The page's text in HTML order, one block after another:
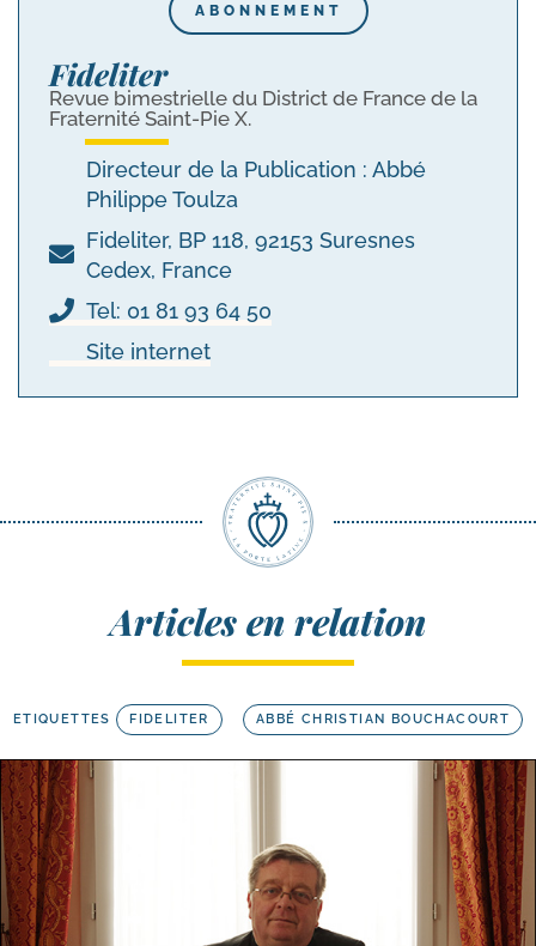
ABONNEMENT
Fideliter
Revue bimestrielle du District de France de la
Fraternité Saint-Pie X.
Directeur de la Publication : Abbé
Philippe Toulza
Fideliter, BP 118, 92153 Suresnes
Cedex, France
Tel: 01 81 93 64 50
Site internet
Articles en relation
ETIQUETTES FIDELITER ABBÉ CHRISTIAN BOUCHACOURT